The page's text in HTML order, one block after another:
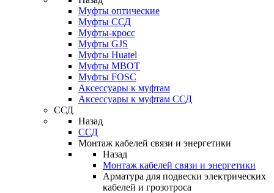
Муфты оптические
Муфты ССД
Муфты-кросс
Муфты GJS
Муфты Huatel
Муфты МВОТ
Муфты FOSC
Аксессуары к муфтам
Аксессуары к муфтам ССД
ССД
Назад
ССД
Монтаж кабелей связи и энергетики
Назад
Монтаж кабелей связи и энергетики
Арматура для подвески электрических
кабелей и грозотроса